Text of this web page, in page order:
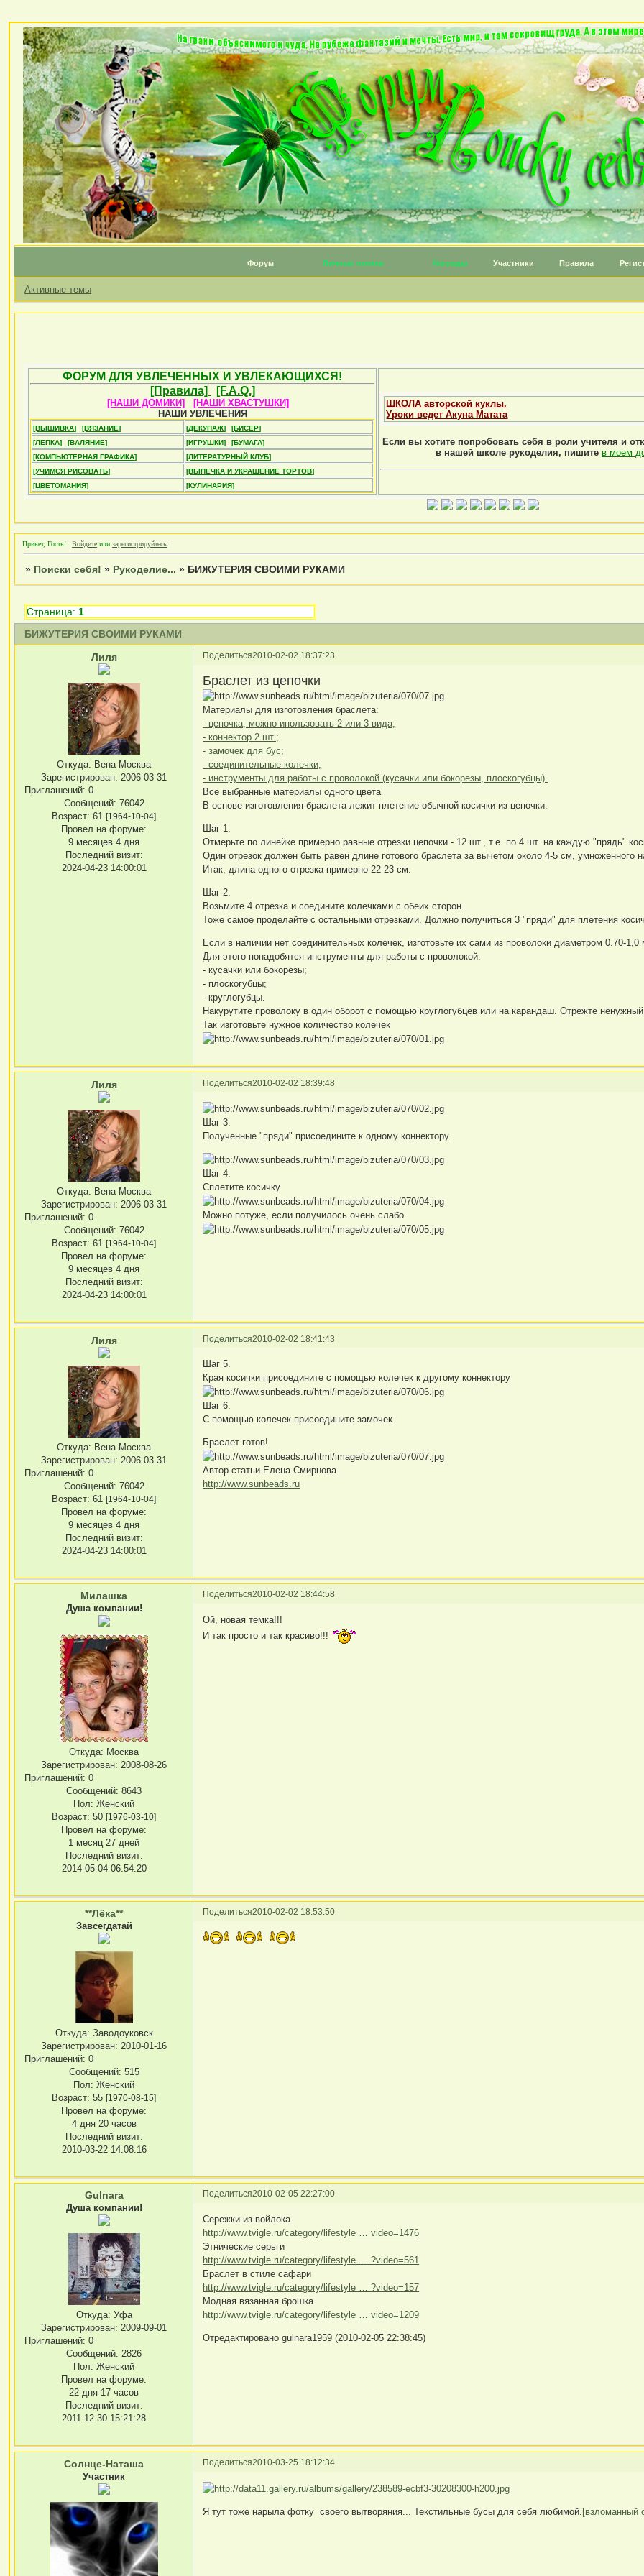
Форум Личные топики Награды Участники Правила
Активные темы
ФОРУМ ДЛЯ УВЛЕЧЕННЫХ И УВЛЕКАЮЩИХСЯ!
[Правила]
[F.A.Q.]
[НАШИ ДОМИКИ]
[НАШИ ХВАСТУШКИ]
НАШИ УВЛЕЧЕНИЯ
[ВЫШИВКА] [ВЯЗАНИЕ] [ДЕКУПАЖ]
[БИСЕР]
[ЛЕПКА]
[ВАЛЯНИЕ] [ИГРУШКИ]
[БУМАГА]
[КОМПЬЮТЕРНАЯ ГРАФИКА]
[ЛИТЕРАТУРНЫЙ КЛУБ]
[УЧИМСЯ РИСОВАТЬ]
[ВЫПЕЧКА И УКРАШЕНИЕ ТОРТОВ]
[ЦВЕТОМАНИЯ]
[КУЛИНАРИЯ]
ШКОЛА авторской куклы.
Уроки ведет Акуна Матата
Если вы хотите попробовать себя в роли учителя и
в нашей школе рукоделия, пишите в моем
Привет, Гость! Войдите илизарегистрируйтесь
» Поиски себя! » Рукоделие... » БИЖУТЕРИЯ СВОИМИ РУКАМИ
БИЖУТЕРИЯ СВОИМИ РУКАМИ
Страница: 1
Поделиться2010-02-02 18:37:23
Лиля
Откуда: Вена-Москва
Зарегистрирован: 2006-03-31
Приглашений: 0
Сообщений: 76042
Возраст: 61[1964-10-04]
Провел на форуме:
9 месяцев 4 дня
Последний визит:
2024-04-23 14:00:01
Браслет из цепочки
Материалы для изготовления браслета:
- цепочка, можно ипользовать 2 или 3 вида;
- коннектор 2 шт.;
- замочек для бус;
- соединительные колечки;
- инструменты для работы с проволокой (кусачки или бокорезы, плоскогубцы).
Все выбранные материалы одного цвета
В основе изготовления браслета лежит плетение обычной косички из цепочки.
Шаг 1.
Отмерьте по линейке примерно равные отрезки цепочки - 12 шт., т.е. по 4 шт. на каждую "прядь"
Один отрезок должен быть равен длине готового браслета за вычетом около 4-5 см, умноженного
Итак, длина одного отрезка примерно 22-23 см.
Шаг 2.
Возьмите 4 отрезка и соедините колечками с обеих сторон.
Тоже самое проделайте с остальными отрезками. Должно получиться 3 "пряди" для плетения
Если в наличии нет соединительных колечек, изготовьте их сами из проволоки диаметром 0.70-
Для этого понадобятся инструменты для работы с проволокой:
- кусачки или бокорезы;
- плоскогубцы;
- круглогубцы.
Накурутите проволоку в один оборот с помощью круглогубцев или на карандаш. Отрежте ненужный
Так изготовьте нужное количество колечек
Поделиться2010-02-02 18:39:48
Лиля
Откуда: Вена-Москва
Зарегистрирован: 2006-03-31
Приглашений: 0
Сообщений: 76042
Возраст: 61[1964-10-04]
Провел на форуме:
9 месяцев 4 дня
Последний визит:
2024-04-23 14:00:01
Шаг 3.
Полученные "пряди" присоедините к одному коннектору.
Шаг 4.
Сплетите косичку.
Можно потуже, если получилось очень слабо
Поделиться2010-02-02 18:41:43
Лиля
Откуда: Вена-Москва
Зарегистрирован: 2006-03-31
Приглашений: 0
Сообщений: 76042
Возраст: 61[1964-10-04]
Провел на форуме:
9 месяцев 4 дня
Последний визит:
2024-04-23 14:00:01
Шаг 5.
Края косички присоедините с помощью колечек к другому коннектору
Шаг 6.
С помощью колечек присоедините замочек.
Браслет готов!
Автор статьи Елена Смирнова.
http://www.sunbeads.ru
Поделиться2010-02-02 18:44:58
Милашка
Душа компании!
Откуда: Москва
Зарегистрирован: 2008-08-26
Приглашений: 0
Сообщений: 8643
Пол: Женский
Возраст: 50[1976-03-10]
Провел на форуме:
1 месяц 27 дней
Последний визит:
2014-05-04 06:54:20
Ой, новая темка!!!
И так просто и так красиво!!!
Поделиться2010-02-02 18:53:50
**Лёка**
Завсегдатай
Откуда: Заводоуковск
Зарегистрирован: 2010-01-16
Приглашений: 0
Сообщений: 515
Пол: Женский
Возраст: 55[1970-08-15]
Провел на форуме:
4 дня 20 часов
Последний визит:
2010-03-22 14:08:16
Поделиться2010-02-05 22:27:00
Gulnara
Душа компании!
Откуда: Уфа
Зарегистрирован: 2009-09-01
Приглашений: 0
Сообщений: 2826
Пол: Женский
Провел на форуме:
22 дня 17 часов
Последний визит:
2011-12-30 15:21:28
Сережки из войлока
http://www.tvigle.ru/category/lifestyle … video=1476
Этнические серьги
http://www.tvigle.ru/category/lifestyle … ?video=561
Браслет в стиле сафари
http://www.tvigle.ru/category/lifestyle … ?video=157
Модная вязанная брошка
http://www.tvigle.ru/category/lifestyle … video=1209
Отредактировано gulnara1959 (2010-02-05 22:38:45)
Поделиться2010-03-25 18:12:34
Солнце-Наташа
Участник
Я тут тоже нарыла фотку своего вытворяния... Текстильные бусы для себя любимой. [взломанный